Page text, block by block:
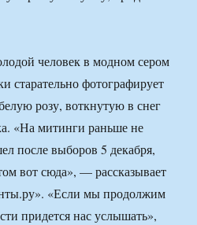
человек в модном сером
старательно фотографирует
розу, воткнутую в снег
«На митинги раньше не
после выборов 5 декабря,
вот сюда», — рассказывает
«Если мы продолжим
придется нас услышать»,